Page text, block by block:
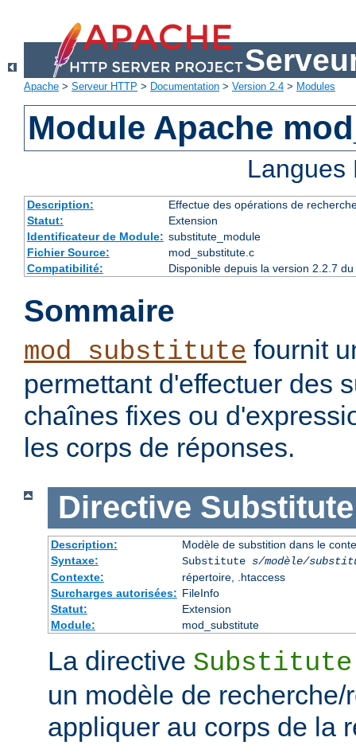
Apache > Serveur HTTP > Documentation > Version 2.4 > Modules
Module Apache
Description:
Effectue des opérations de
Statut:
Extension
Identificateur de Module: substitute_module
Fichier Source:
mod_substitute.c
Compatibilité:
Disponible depuis la version 2.2.7
Sommaire
mod_substitute fournit
permettant d'effectuer des
chaînes fixes ou
les corps de réponses.
Directive Substitute
Description:
Modèle de substition dans le
Syntaxe:
Substitute s/modèle/
Contexte:
répertoire, .htaccess
Surcharges autorisées: FileInfo
Statut:
Extension
Module:
mod_substitute
La directive Substitute
un modèle de
appliquer au corps de la